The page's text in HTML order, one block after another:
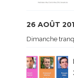
26 AOÛT
Dimanche